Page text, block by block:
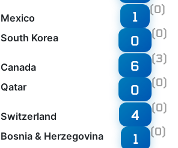
Mexico
South Korea
1 (0)
0 (0)
Canada
Qatar
6 (3)
0 (0)
Switzerland
Bosnia & Herzegovina
4 (0)
1 (0)